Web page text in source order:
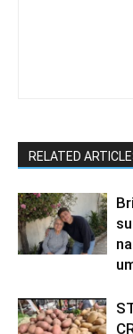
RELATED